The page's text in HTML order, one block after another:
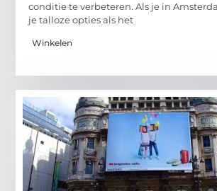
conditie te verbeteren. Als je in
je talloze opties als het
Winkelen